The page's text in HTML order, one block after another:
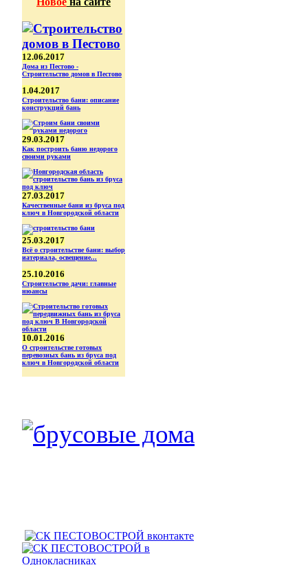
12.06.2017
Дома из Пестово -
Строительство домов в Пестово
1.04.2017
Строительство бани: описание
конструкций бань
29.03.2017
Как построить баню недорого
своими руками
27.03.2017
Качественные бани из бруса под
ключ в Новгородской области
25.03.2017
Всё о строительстве бани: выбор
иатериала, освещение...
25.10.2016
Строительство дачи: главные
нюансы
10.01.2016
О строительстве готовых
перевозных бань из бруса под
ключ в Новгородской области